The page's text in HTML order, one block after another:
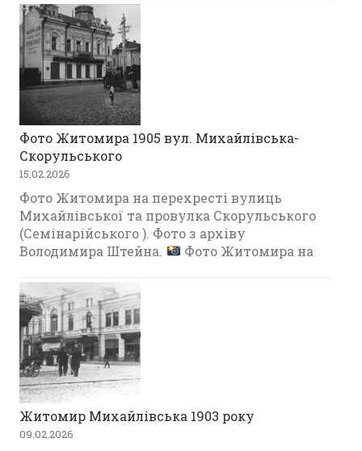
Фото Житомира 1905 вул. Михайлівська-
Скорульського
15.02.2026
Фото Житомира на перехресті вулиць
Михайлівської та провулка Скорульського
(Семінарійського ). Фото з архіву
Володимира Штейна.
Фото Житомира на
Житомир Михайлівська 1903 року
09.02.2026